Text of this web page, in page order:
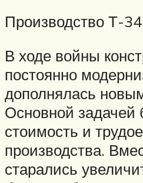
Производство Т-34
В ходе войны
постоянно
дополнялась
Основной
стоимость и
производства.
старались